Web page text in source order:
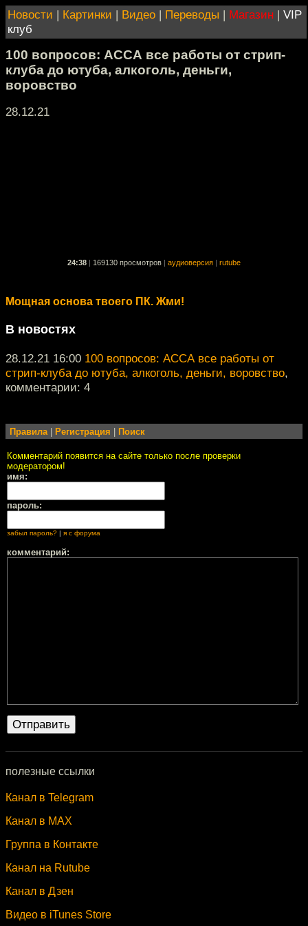
Новости | Картинки | Видео | Переводы | Магазин | VIP
клуб
100 вопросов: АССА все работы от стрип-
клуба до ютуба, алкоголь, деньги,
воровство
28.12.21
24:38 169130 просмотров аудиоверсия rutube
Мощная основа твоего ПК. Жми!
В новостях
28.12.21 16:00 100 вопросов: АССА все работы от
стрип-клуба до ютуба, алкоголь, деньги, воровство,
комментарии: 4
Правила| Регистрация Поиск
Комментарий появится на сайте только после проверки
модератором!
имя:
пароль:
забыл пароль? я с форума
комментарий:
полезные ссылки
Канал в Telegram
Канал в MAX
Группа в Контакте
Канал на Rutube
Канал в Дзен
Видео в iTunes Store